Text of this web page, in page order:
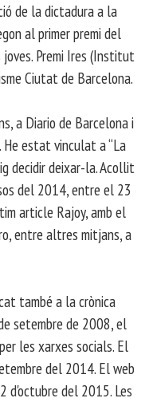
de la dictadura a la
al primer premi del
joves. Premi Ires (Institut
Ciutat de Barcelona.
a Diario de Barcelona i
He estat vinculat a “La
decidir deixar-la. Acollit
del 2014, entre el 23
article Rajoy, amb el
entre altres mitjans, a
també a la crònica
setembre de 2008, el
les xarxes socials. El
del 2014. El web
d'octubre del 2015. Les